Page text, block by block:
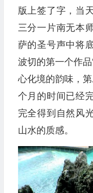
版上签了字，当
三分一片南无本
萨的圣号声中将
波切的第一个作
心化境的韵味，
个月的时间已经
完全得到自然风
山水的质感。